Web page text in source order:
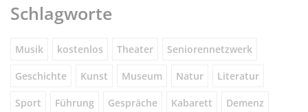
Schlagworte
Musik kostenlos Theater Seniorennetzwerk
Geschichte Kunst Museum Natur Literatur
Sport Führung Gespräche Kabarett Demenz